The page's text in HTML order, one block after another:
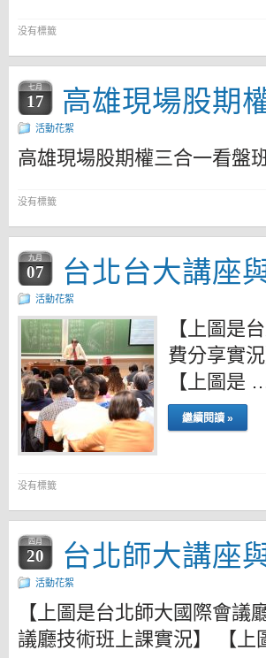
没有標籤
七月
17 高雄現場股期
活動花絮
高雄現場股期權三合一看盤
没有標籤
九月
07 台北台大講座
活動花絮
【上圖是
費分享實
【上圖是
繼續閱讀 »
没有標籤
四月
20 台北師大講座
活動花絮
【上圖是台北師大國際會
議廳技術班上課實況】 【